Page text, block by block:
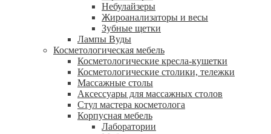
Небулайзеры
Жироанализаторы и весы
Зубные щетки
Лампы Вуды
Косметологическая мебель
Косметологические кресла-кушетки
Косметологические столики, тележки
Массажные столы
Аксессуары для массажных столов
Стул мастера косметолога
Корпусная мебель
Лаборатории